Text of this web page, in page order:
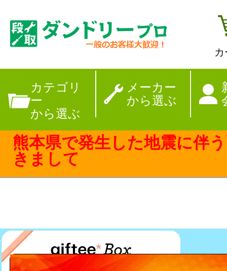
カテゴリ
ー
から選ぶ
メーカー
から選ぶ
【夏季休暇のお
熊本県で発生した地震に伴
きまして